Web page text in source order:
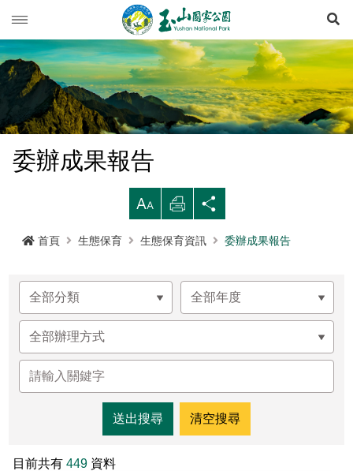
玉山動態
新聞快訊
活動列車
活動報名
登山步道開放狀況
園區氣象
RSS訂閱
旅遊導引
旅遊須知
遊憩型態
緊急連絡電話
西北園區
東部園區
水里遊客中心
塔塔加遊客中心
東埔服務中心
南安遊客中心
登山資訊
登山資訊總覽
步道分級與步道系統
登山安全
高山急難救護
可通訊參考點
登山安全系列影片
八通關越嶺步道系統
南橫三山及關山步道系統
南二段步道系統
新康橫斷步道系統
入園線上申請
生態保育
地形
地質
水文
氣候
歷史人文
布農族
八通關古道
八通關越道
黑熊專區
臺灣黑熊科普
與熊共存
科研基地
說明
公民科學
路死動物調查
委辦成果報告
野生動物通報
環教理念
課程介紹
環教預約
多媒體專區
線上玉山
影音出版品
玉山寫真
行政服務
玉山國家公園
關於我們
政府資訊公開
語言 Language
English
한국어
網站導覽 雙語詞彙
委辦成果報告
大 列
印 享
首頁 生態保育 生態保育資訊 委辦成果報告
目前共有 449 資料